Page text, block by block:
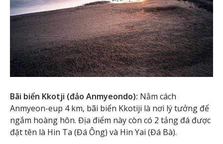
Bãi biển Kkotji (đảo Anmyeondo): Nằm cách
Anmyeon-eup 4 km, bãi biển Kkotiji là nơi lý tưởng để
ngắm hoàng hôn. Địa điểm này còn có 2 tảng đá được
đặt tên là Hin Ta (Đá Ông) và Hin Yai (Đá Bà).